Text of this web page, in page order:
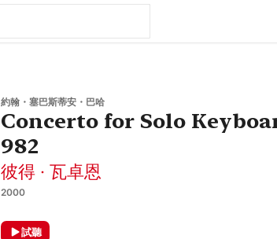
約翰・塞巴斯蒂安・巴哈
Concerto for Solo
982
彼得 · 瓦卓恩
2000
試聽